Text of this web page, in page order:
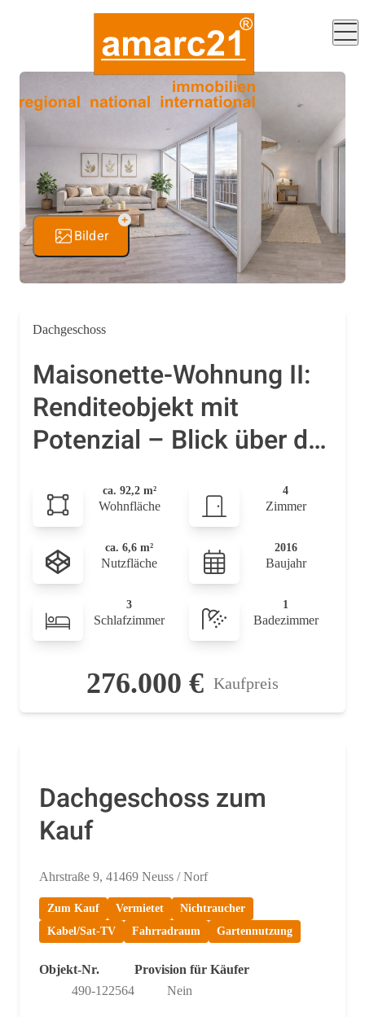
Bilder
Dachgeschoss
Maisonette-Wohnung II:
Renditeobjekt mit
Potenzial – Blick über die
ca. 92,2 m²
Wohnfläche
4
Zimmer
ca. 6,6 m²
Nutzfläche
2016
Baujahr
3
Schlafzimmer
1
Badezimmer
276.000 € Kaufpreis
Dachgeschoss zum
Kauf
Ahrstraße 9, 41469 Neuss / Norf
Zum Kauf Vermietet
Nichtraucher
Kabel/Sat-TV
Fahrradraum Gartennutzung
Objekt-Nr.
490-122564
Provision für Käufer
Nein